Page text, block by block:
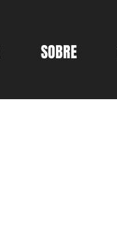
SOBRE